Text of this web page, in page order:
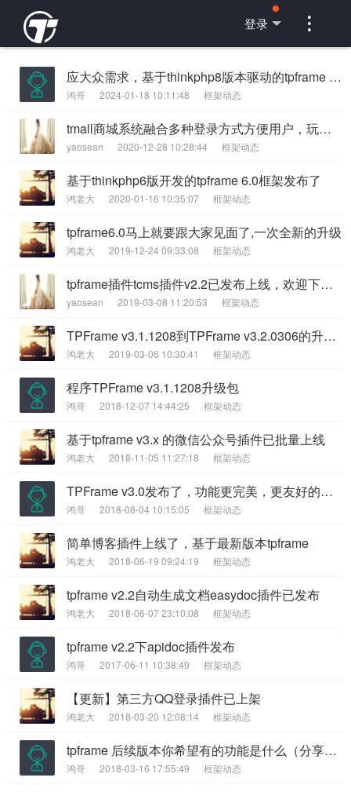
登录 
应大众需求，基于thinkphp8版本驱动的tpframe 8.x发布了
鸿哥 2024-01-18 10:11:48 框架动态
tmall商城系统融合多种登录方式方便用户，玩转移动多端模式
yaosean 2020-12-28 10:28:44 框架动态
基于thinkphp6版开发的tpframe 6.0框架发布了
鸿老大 2020-01-16 10:35:07 框架动态
tpframe6.0马上就要跟大家见面了,一次全新的升级
鸿老大 2019-12-24 09:33:08 框架动态
tpframe插件tcms插件v2.2已发布上线，欢迎下载使用
yaosean 2019-03-08 11:20:53 框架动态
TPFrame v3.1.1208到TPFrame v3.2.0306的升级包下载
鸿老大 2019-03-06 10:30:41 框架动态
程序TPFrame v3.1.1208升级包
鸿哥 2018-12-07 14:44:25 框架动态
基于tpframe v3.x 的微信公众号插件已批量上线
鸿老大 2018-11-05 11:27:18 框架动态
TPFrame v3.0发布了，功能更完美，更友好的开发
鸿哥 2018-08-04 10:15:05 框架动态
简单博客插件上线了，基于最新版本tpframe
鸿老大 2018-06-19 09:24:19 框架动态
tpframe v2.2自动生成文档easydoc插件已发布
鸿老大 2018-06-07 23:10:08 框架动态
tpframe v2.2下apidoc插件发布
鸿哥 2017-06-11 10:38:49 框架动态
【更新】第三方QQ登录插件已上架
鸿老大 2018-03-20 12:08:14 框架动态
tpframe 后续版本你希望有的功能是什么（分享贴）
鸿哥 2018-03-16 17:55:49 框架动态